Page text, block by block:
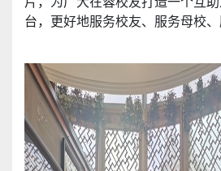
台，更好地服务校友、服务母校、